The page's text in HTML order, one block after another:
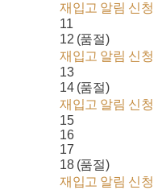
재입고 알림 신청
11
12 (품절)
재입고 알림 신청
13
14 (품절)
재입고 알림 신청
15
16
17
18 (품절)
재입고 알림 신청